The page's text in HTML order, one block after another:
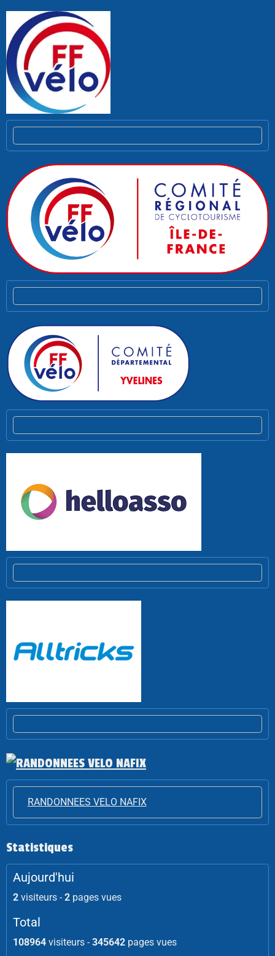
RANDONNEES VELO NAFIX
Statistiques
Aujourd'hui
2 visiteurs -2 pages vues
Total
108964 visiteurs -345642 pages vues